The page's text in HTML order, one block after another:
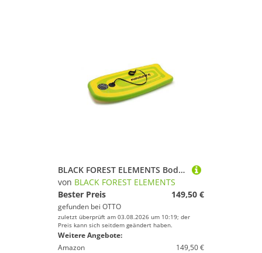
BLACK FOREST ELEMENTS Bodyboard AIRMATE S 37" - inflatable Bodyboard - Original Black Forest Elements, (1 tlg., Set mit Safetyleash, Hochdruckhandpumpe, Packgurt, Repairkit, Packsack)
von BLACK FOREST ELEMENTS
Bester Preis
149,50 €
gefunden bei OTTO
zuletzt überprüft am 03.08.2026 um 10:19; der
Preis kann sich seitdem geändert haben.
Weitere Angebote:
Amazon
149,50 €